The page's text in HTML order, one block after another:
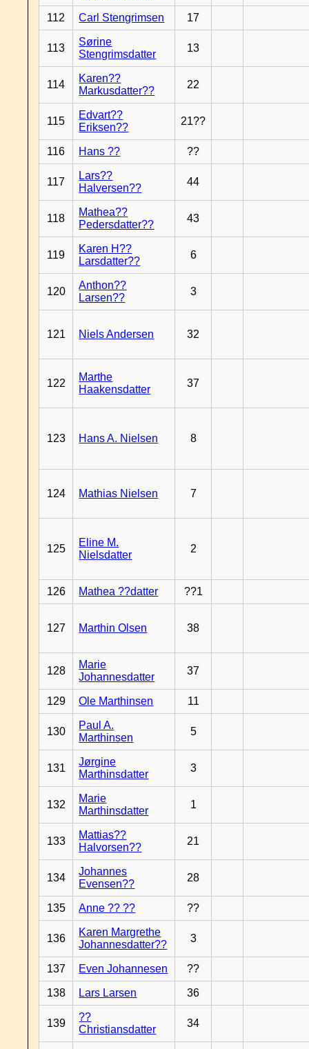
112 Carl Stengrimsen 17
113
Sørine
Stengrimsdatter
13
114
Karen??
Markusdatter??
22
115
Edvart??
Eriksen??
21??
116 Hans ?? ??
117
Lars??
Halversen??
44
118
Mathea??
Pedersdatter??
43
119
Karen H??
Larsdatter??
6
120
Anthon??
Larsen??
3
121 Niels Andersen 32
122
Marthe
Haakensdatter
37
123 Hans A. Nielsen 8
124 Mathias Nielsen 7
125
Eline M.
Nielsdatter
2
126 Mathea ??datter ??1
127 Marthin Olsen 38
128
Marie
Johannesdatter
37
129 Ole Marthinsen 11
130
Paul A.
Marthinsen
5
131
Jørgine
Marthinsdatter
3
132
Marie
Marthinsdatter
1
133
Mattias??
Halvorsen??
21
134
Johannes
Evensen??
28
135 Anne ?? ?? ??
136
Karen Margrethe
Johannesdatter??
3
137 Even Johannesen ??
138 Lars Larsen 36
139
??
Christiansdatter
34